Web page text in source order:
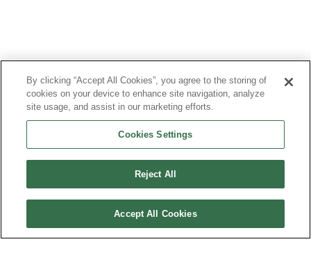
PLAN DU SITE
MENTIONS LÉGALES
By clicking “Accept All Cookies”, you agree to the storing of
cookies on your device to enhance site navigation, analyze
site usage, and assist in our marketing efforts.
Cookies Settings
Reject All
Accept All Cookies